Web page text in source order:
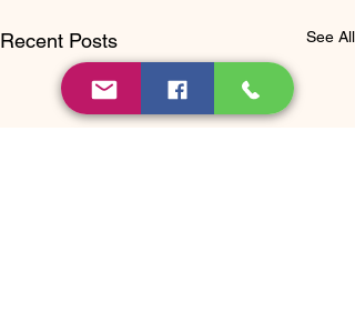
Recent Posts See All